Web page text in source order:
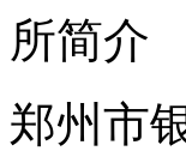
郑州市